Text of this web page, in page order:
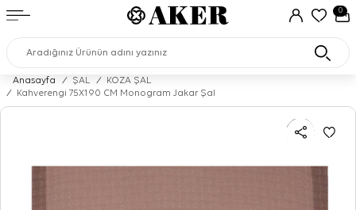
0
Anasayfa / ŞAL /
KOZA ŞAL
/
Kahverengi 75X190 CM Monogram Jakar Şal